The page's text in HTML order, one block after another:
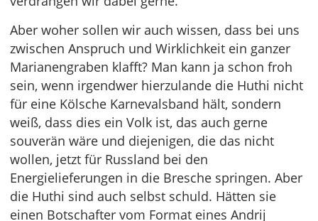
Aber woher sollen wir auch wissen, dass bei uns
zwischen Anspruch und Wirklichkeit ein ganzer
Marianengraben klafft? Man kann ja schon froh
sein, wenn irgendwer hierzulande die Huthi nicht
für eine Kölsche Karnevalsband hält, sondern
weiß, dass dies ein Volk ist, das auch gerne
souverän wäre und diejenigen, die das nicht
wollen, jetzt für Russland bei den
Energielieferungen in die Bresche springen. Aber
die Huthi sind auch selbst schuld. Hätten sie
einen Botschafter vom Format eines Andrij